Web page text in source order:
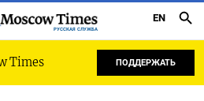
РУССКАЯ СЛУЖБА
EN
Times ПОДДЕРЖАТЬ